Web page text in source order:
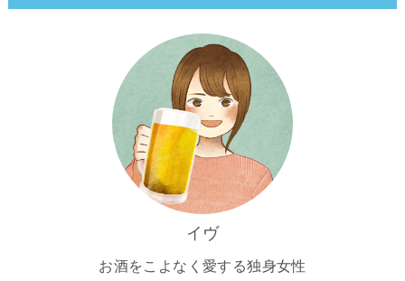
イヴ
お酒をこよなく愛する独身女性